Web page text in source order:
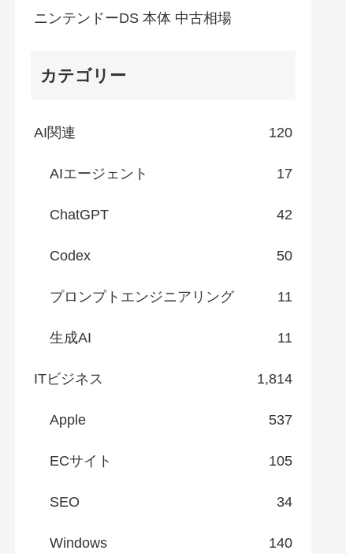
ニンテンドーDS 本体 中古相場
カテゴリー
AI関連 120
AIエージェント 17
ChatGPT 42
Codex 50
プロンプトエンジニアリング 11
生成AI 11
ITビジネス 1,814
Apple 537
ECサイト 105
SEO 34
Windows 140